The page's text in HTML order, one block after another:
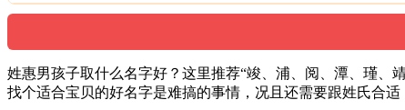
姓惠男孩子取什么名字好？这里推荐“竣、浦、阅、潭、瑾、
找个适合宝贝的好名字是难搞的事情，况且还需要跟姓氏合适